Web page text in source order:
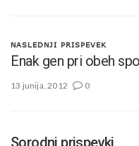
NASLEDNJI PRISPEVEK
Enak gen pri obeh
13 junija, 2012 0